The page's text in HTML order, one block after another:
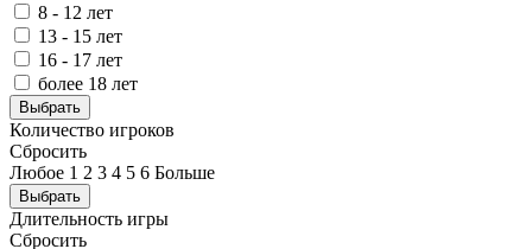
8 - 12 лет
13 - 15 лет
16 - 17 лет
более 18 лет
Выбрать
Количество игроков
Сбросить
Любое 1 2 3 4 5 6 Больше
Выбрать
Длительность игры
Сбросить